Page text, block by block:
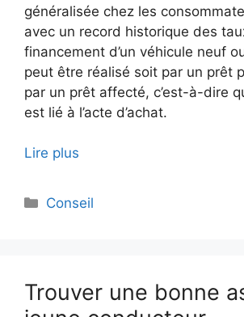
généralisée chez les
avec un record historique des
financement d’un véhicule neuf
peut être réalisé soit par un prêt
par un prêt affecté, c’est-à-dire
est lié à l’acte d’achat.
Lire plus
Catégories
Conseil
Trouver une bonne